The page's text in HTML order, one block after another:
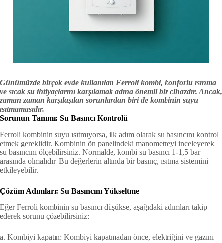
Günümüzde birçok evde kullanılan Ferroli kombi, konforlu ısınma
ve sıcak su ihtiyaçlarını karşılamak adına önemli bir cihazdır. Ancak,
zaman zaman karşılaşılan sorunlardan biri de kombinin suyu
ısıtmamasıdır.
Sorunun Tanımı: Su Basıncı Kontrolü
Ferroli kombinin suyu ısıtmıyorsa, ilk adım olarak su basıncını kontrol
etmek gereklidir. Kombinin ön panelindeki manometreyi inceleyerek
su basıncını ölçebilirsiniz. Normalde, kombi su basıncı 1-1,5 bar
arasında olmalıdır. Bu değerlerin altında bir basınç, ısıtma sistemini
etkileyebilir.
Çözüm Adımları: Su Basıncını Yükseltme
Eğer Ferroli kombinin su basıncı düşükse, aşağıdaki adımları takip
ederek sorunu çözebilirsiniz:
a. Kombiyi kapatın: Kombiyi kapatmadan önce, elektriğini ve gazını